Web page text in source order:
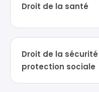
Droit de la santé
Droit de la
protection sociale